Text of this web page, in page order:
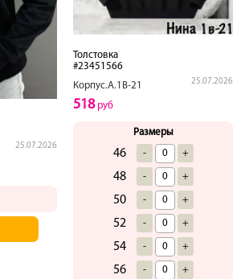
25.07.2026
Толстовка
#23451566
Корпус.А.1В-21
25.07.2026
518руб
Размеры
46 - +
48 - +
50 - +
52 - +
54 - +
56 - +